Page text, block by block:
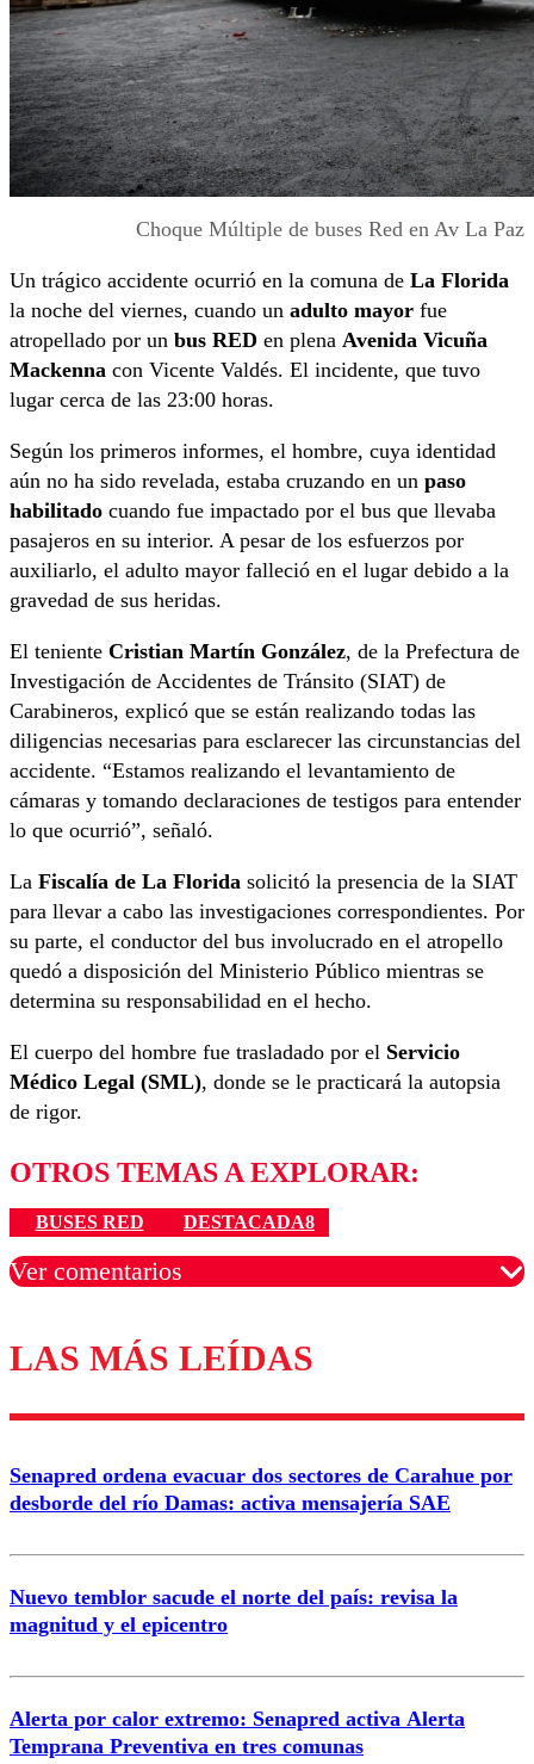
Choque Múltiple de buses Red en Av La Paz
Un trágico accidente ocurrió en la comuna de La Florida
la noche del viernes, cuando un adulto mayor fue
atropellado por un bus RED en plena Avenida Vicuña
Mackenna con Vicente Valdés. El incidente, que tuvo
lugar cerca de las 23:00 horas.
Según los primeros informes, el hombre, cuya identidad
aún no ha sido revelada, estaba cruzando en un paso
habilitado cuando fue impactado por el bus que llevaba
pasajeros en su interior. A pesar de los esfuerzos por
auxiliarlo, el adulto mayor falleció en el lugar debido a la
gravedad de sus heridas.
El teniente Cristian Martín González, de la Prefectura de
Investigación de Accidentes de Tránsito (SIAT) de
Carabineros, explicó que se están realizando todas las
diligencias necesarias para esclarecer las circunstancias del
accidente. “Estamos realizando el levantamiento de
cámaras y tomando declaraciones de testigos para entender
lo que ocurrió”, señaló.
La Fiscalía de La Florida solicitó la presencia de la SIAT
para llevar a cabo las investigaciones correspondientes. Por
su parte, el conductor del bus involucrado en el atropello
quedó a disposición del Ministerio Público mientras se
determina su responsabilidad en el hecho.
El cuerpo del hombre fue trasladado por el Servicio
Médico Legal (SML), donde se le practicará la autopsia
de rigor.
OTROS TEMAS A EXPLORAR:
BUSES RED DESTACADA8
Ver comentarios
Los comentarios son moderados para garantizar un
diálogo respetuoso.
Correo
LAS MÁS LEÍDAS
Senapred ordena evacuar dos sectores de Carahue por
desborde del río Damas: activa mensajería SAE
Nuevo temblor sacude el norte del país: revisa la
magnitud y el epicentro
Alerta por calor extremo: Senapred activa Alerta
Temprana Preventiva en tres comunas